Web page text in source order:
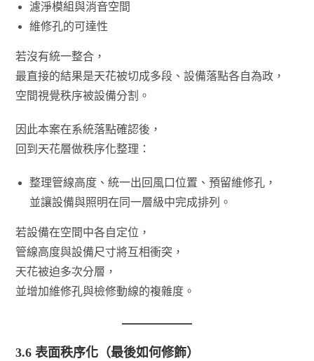
濾淨模組與消音空間
維修孔的可達性
若沒有統一整合，
最直接的結果是天花被切成多段、設備落點各自為政，
空間視覺秩序被設備分割。
因此本案在系統落點確認後，
回到天花層做秩序化整理：
整理管線高度、統一出回風口位置、預留維修孔，
並讓設備與照明在同一層級中完成排列。
若設備在空間中各自定位，
管線高度與設備尺寸將互相衝突，
天花被迫多次分層，
並增加維修孔與檢修動線的複雜度。
3.6 表面秩序化（最後如何修飾）